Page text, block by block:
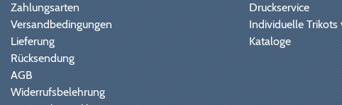
Zahlungsarten
Versandbedingungen
Lieferung
Rücksendung
AGB
Widerrufsbelehrung
Druckservice
Individuelle
Kataloge